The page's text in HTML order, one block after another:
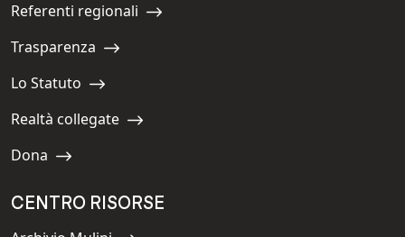
Navigate to:
Referenti regionali
Navigate to:
Trasparenza
Navigate to:
Lo Statuto
Navigate to:
Realtà collegate
Navigate to:
Dona
CENTRO RISORSE